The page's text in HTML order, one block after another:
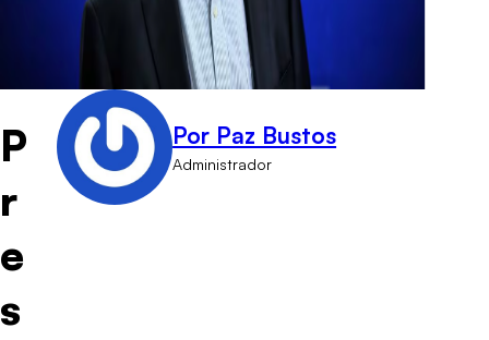
P
r
e
s
Por Paz Bustos
Administrador